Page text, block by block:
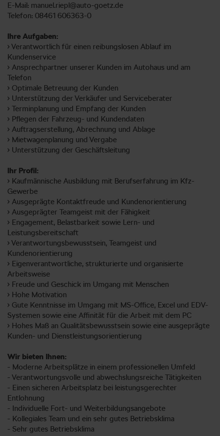
E-Mail: manuel.riepl@auto-goetz.de
Telefon: 08461 606363-0
Ihre Aufgaben:
• Verantwortlich für einen reibungslosen Ablauf im
Kundenservice
• Ansprechpartner unserer Kunden im Autohaus und am
Telefon
• Optimale Betreuung der Kunden
• Unterstützung der Verkäufer und Serviceberater
• Terminplanung und Empfang der Kunden
• Pflegen der Fahrzeug- und Kundendaten
• Auftragserstellung, Abrechnung und Ablage
• Mietwagenplanung und Vergabe
• Unterstützung der Geschäftsleitung
Ihr Profil:
• Kaufmännische Ausbildung mit Berufserfahrung im Kfz-
Gewerbe
• Ausgeprägte Kontaktfreude und Kundenorientierung
• Ausgeprägter Teamgeist mit der Fähigkeit
• Engagement, Belastbarkeit sowie Lern- und
Leistungsbereitschaft
• Verantwortungsbewusstsein, Teamgeist und
Kundenorientierung
• Eigenverantwortliche, strukturierte und organisierte
Arbeitsweise
• Freude und Geschick im Umgang mit Menschen
• Hohe Motivation
• Gute Kenntnisse im Umgang mit MS-Office, Excel und EDV-
Systemen sowie eine Affinität für die Arbeit mit dem PC
• Hohes Maß an Qualitätsbewusstsein sowie eine ausgeprägte
Kunden- und Dienstleistungsorientierung
Wir bieten Ihnen:
- Moderne Arbeitsplätze in einem professionellen Umfeld
- Verantwortungsvolle und abwechslungsreiche Tätigkeiten
- Einen sicheren Arbeitsplatz bei leistungsgerechter
Entlohnung
- Individuelle Fort- und Weiterbildungsangebote
- Kollegiales Team und ein sehr gutes Betriebsklima
- Sehr gutes Betriebsklima